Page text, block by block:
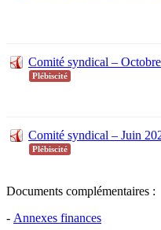
Comité syndical –
Plébiscité
Comité syndical – Juin
Plébiscité
Documents complémentaires :
- Annexes finances